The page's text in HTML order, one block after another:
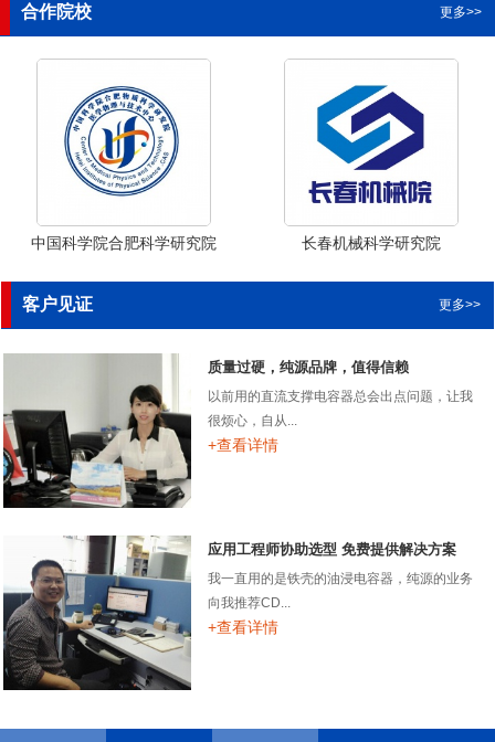
合作院校 更多>>
中国科学院合肥科学研究院 长春机械科学研究院
客户见证 更多>>
质量过硬，纯源品牌，值得信赖
以前用的直流支撑电容器总会出点问题，让我
很烦心，自从...
+查看详情
应用工程师协助选型 免费提供解决方案
我一直用的是铁壳的油浸电容器，纯源的业务
向我推荐CD...
+查看详情